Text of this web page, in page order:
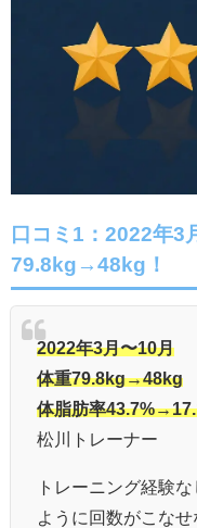
口コミ1： 2022年3
79.8kg→48kg！
2022年3月〜10月
体重79.8kg→48kg
体脂肪率
松川トレーナー
トレーニング経験
ように回数がこな